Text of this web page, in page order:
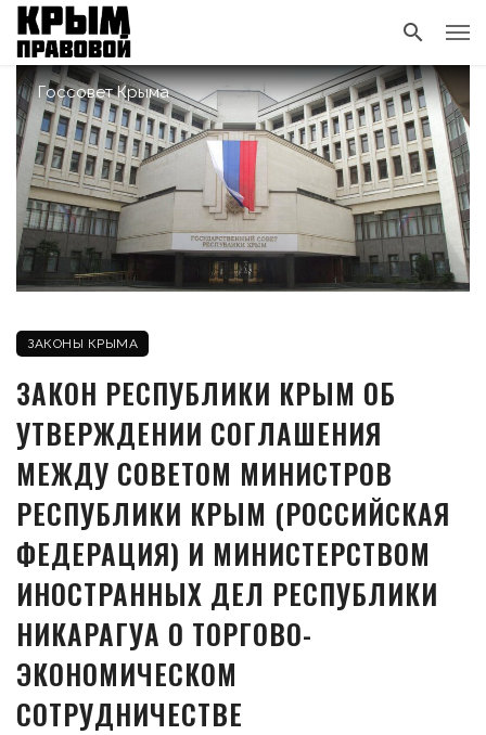
Госсовет Крыма
ЗАКОНЫ КРЫМА
ЗАКОН РЕСПУБЛИКИ КРЫМ ОБ
УТВЕРЖДЕНИИ СОГЛАШЕНИЯ
МЕЖДУ СОВЕТОМ МИНИСТРОВ
РЕСПУБЛИКИ КРЫМ (РОССИЙСКАЯ
ФЕДЕРАЦИЯ) И МИНИСТЕРСТВОМ
ИНОСТРАННЫХ ДЕЛ РЕСПУБЛИКИ
НИКАРАГУА О ТОРГОВО-
ЭКОНОМИЧЕСКОМ
СОТРУДНИЧЕСТВЕ